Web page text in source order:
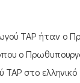
TAP ήταν o
ο
στο